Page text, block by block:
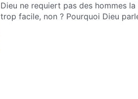
Dieu ne requiert pas des hommes
trop facile, non ? Pourquoi Dieu